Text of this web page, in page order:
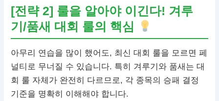
[전략 2] 룰을 알아야 이긴다! 겨루
기/품새 대회 룰의 핵심
아무리 연습을 많이 했어도, 최신 대회 룰을 모르면 페
널티로 무너질 수 있습니다. 특히 겨루기와 품새는 대
회 룰 자체가 완전히 다르므로, 각 종목의 승패 결정
기준을 명확히 이해해야 합니다.